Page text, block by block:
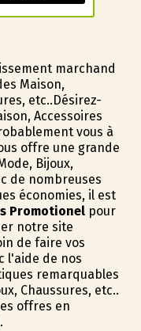
marchand
Maison,
etc..Désirez-
Accessoires
vous à
offre une grande
Bijoux,
de nombreuses
économies, il est
Promotionelpour
notre site
de faire vos
l'aide de nos
remarquables
Chaussures, etc..
offres en